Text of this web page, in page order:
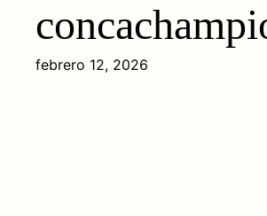
febrero 12, 2026